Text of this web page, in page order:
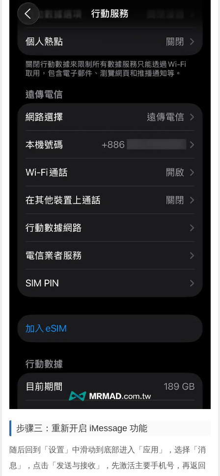
步骤三：重新开启 iMessage 功能
随后回到「设置」中滑动到底部进入「应用」，选择「消
息」，点击「发送与接收」，先激活主要手机号，再返回